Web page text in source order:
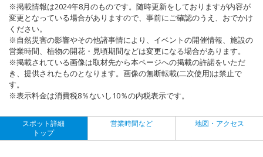
※掲載情報は2024年8月のものです。随時更新をしておりますが内容が
変更となっている場合がありますので、事前にご確認のうえ、おでかけ
ください。
※自然災害の影響やその他諸事情により、イベントの開催情報、施設の
営業時間、植物の開花・見頃期間などは変更になる場合があります。
※掲載されている画像は取材先から本ページへの掲載の許諾をいただ
き、提供されたものとなります。画像の無断転載(二次使用)は禁止で
す。
※表示料金は消費税8％ないし10％の内税表示です。
スポット詳細
トップ
営業時間など 地図・アクセス